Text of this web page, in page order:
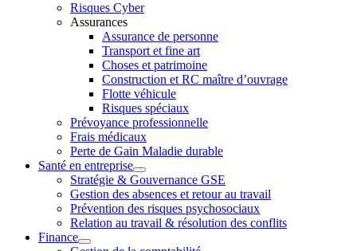
Risques Cyber
Assurances
Assurance de personne
Transport et fine art
Choses et patrimoine
Construction et RC maître d’ouvrage
Flotte véhicule
Risques spéciaux
Prévoyance professionnelle
Frais médicaux
Perte de Gain Maladie durable
Santé en entreprise
Stratégie & Gouvernance GSE
Gestion des absences et retour au travail
Prévention des risques psychosociaux
Relation au travail & résolution des conflits
Finance